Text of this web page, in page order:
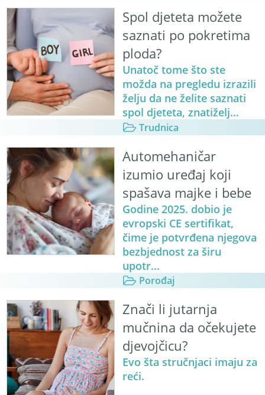
Spol djeteta možete
saznati po pokretima
ploda?
Unatoč tome što ste
možda na pregledu izrazili
želju da ne želite saznati
spol djeteta, znatiželj...
Trudnica
Automehaničar
izumio uređaj koji
spašava majke i bebe
Godine 2025. dobio je
evropski CE sertifikat,
čime je potvrđena njegova
bezbjednost za širu
upotr...
Porođaj
Znači li jutarnja
mučnina da očekujete
djevojčicu?
Evo šta stručnjaci imaju za
reći.